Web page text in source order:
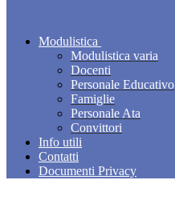
Modulistica
Modulistica varia
Docenti
Personale Educativo
Famiglie
Personale Ata
Convittori
Info utili
Contatti
Documenti Privacy